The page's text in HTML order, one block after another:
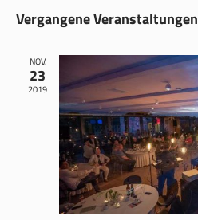
wählen.
Vergangene Veranstaltungen
NOV.
23
2019